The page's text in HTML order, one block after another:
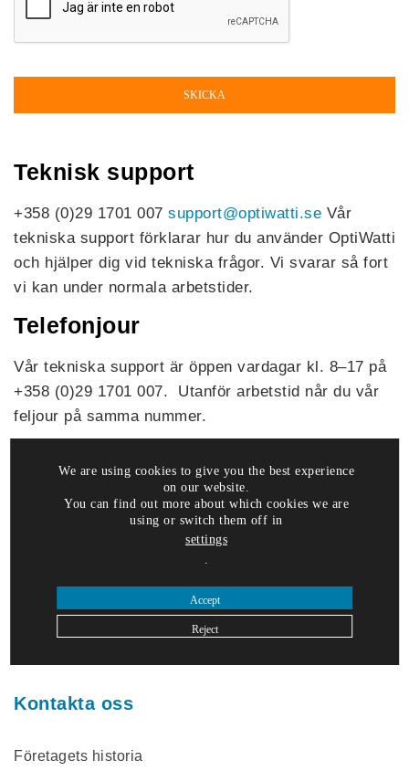
KONTAKTA OSS
Kontakta oss
Företagets historia
Teknisk support
+358 (0)29 1701 007 support@optiwatti.se Vår
tekniska support förklarar hur du använder OptiWatti
och hjälper dig vid tekniska frågor. Vi svarar så fort
vi kan under normala arbetstider.
Telefonjour
Vår tekniska support är öppen vardagar kl. 8–17 på
+358 (0)29 1701 007. Utanför arbetstid når du vår
feljour på samma nummer.
OptiWatti Oy, Kolamiilunkuja 1, 01730 Vantaa,
We are using cookies to give you the best experience
on our website.
You can find out more about which cookies we are
using or switch them off in
settings
Accept
Reject